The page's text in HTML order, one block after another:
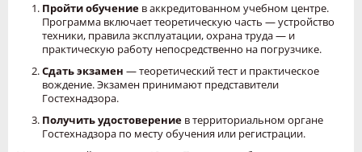
Пройти обучение в аккредитованном учебном центре.
Программа включает теоретическую часть — устройство
техники, правила эксплуатации, охрана труда — и
практическую работу непосредственно на погрузчике.
Сдать экзамен — теоретический тест и практическое
вождение. Экзамен принимают представители
Гостехнадзора.
Получить удостоверение в территориальном органе
Гостехнадзора по месту обучения или регистрации.